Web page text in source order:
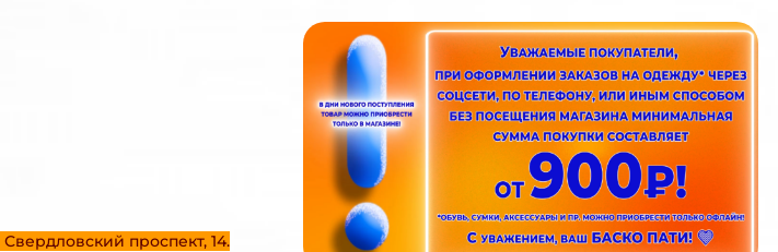
Свердловский проспект, 14.